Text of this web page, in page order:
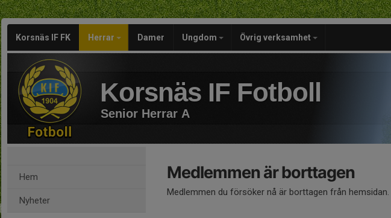
Korsnäs IF FK Herrar Damer Ungdom Övrig verksamhet
Korsnäs IF Fotboll
Senior Herrar A
Hem
Nyheter
Medlemmen är borttagen
Medlemmen du försöker nå är borttagen från hemsidan.